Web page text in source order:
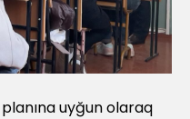
uyğun olaraq